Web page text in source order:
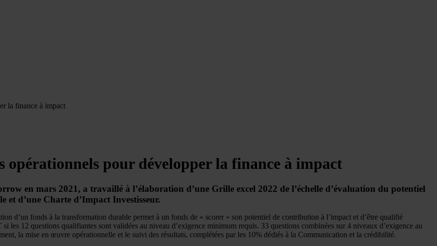
la finance à impact
opérationnels pour développer la finance à impact
en mars 2021, a travaillé à l’élaboration d’une Grille excel 2022 de l’échelle d’évaluation du potentiel
d’une Charte d’Impact Investisseur.
d’un fonds à la transformation durable permet à un fonds de « scorer » son potentiel de contribution à l’impact et d’être qualifié
les 12 questions qualifiantes sont validées au niveau d’exigence minimum requis. 33 questions combinées sur 4 niveaux d’exigence au
la mise en œuvre opérationnelle et le suivi des résultats, complétées par les 10% dédiés à la Communication et la crédibilité.